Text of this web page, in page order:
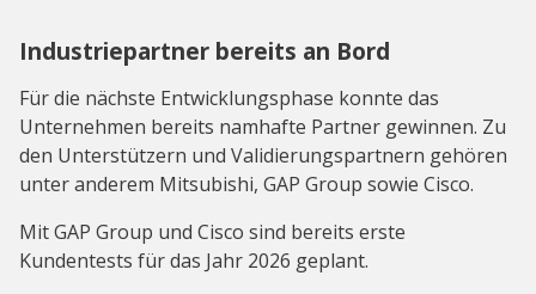
Industriepartner bereits an Bord
Für die nächste Entwicklungsphase konnte das
Unternehmen bereits namhafte Partner gewinnen. Zu
den Unterstützern und Validierungspartnern gehören
unter anderem Mitsubishi, GAP Group sowie Cisco.
Mit GAP Group und Cisco sind bereits erste
Kundentests für das Jahr 2026 geplant.